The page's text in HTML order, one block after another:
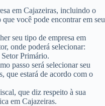
em Cajazeiras, incluindo o
você pode encontrar em seu
seu tipo de empresa em
onde poderá selecionar:
Primário.
passo será selecionar seu
que estará de acordo com o
que diz respeito à sua
em Cajazeiras.